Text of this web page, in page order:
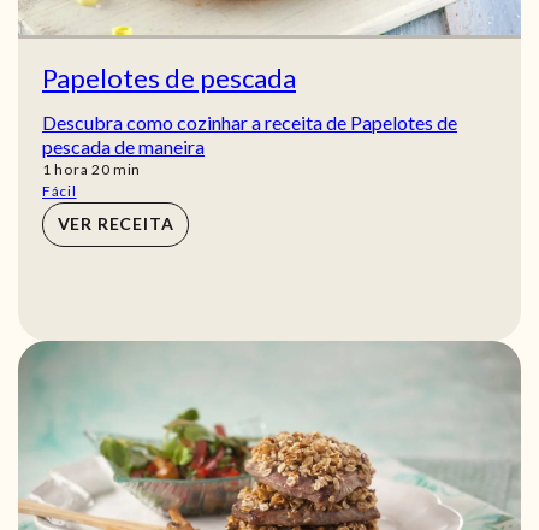
Papelotes de pescada
Descubra como cozinhar a receita de Papelotes de
pescada de maneira
1 hora
hora 20min
min
Fácil
VER RECEITA